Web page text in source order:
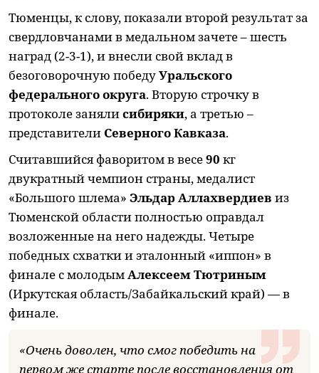
Тюменцы, к слову, показали второй результат за
свердловчанами в медальном зачете – шесть
наград (2-3-1), и внесли свой вклад в
безоговорочную победуУральского
федерального округа. Вторую строчку в
протоколе занялисибиряки, а третью –
представители Северного Кавказа.
Считавшийся фаворитом в весе90 кг
двукратный чемпион страны, медалист
«Большого шлема» Эльдар Аллахвердиев из
Тюменской области полностью оправдал
возложенные на него надежды. Четыре
победных схватки и эталонный «иппон» в
финале с молодымАлексеем Тютриным
(Иркутская область/Забайкальский край) — в
финале.
«Очень доволен, что смог победить на
первом же старте после восстановления от